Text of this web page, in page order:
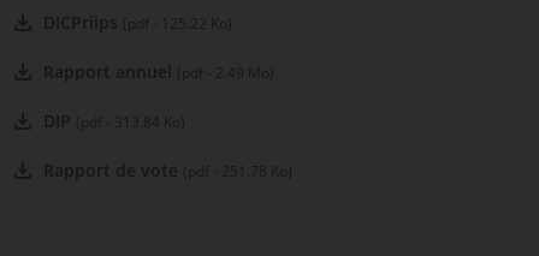
DICPriips (pdf - 125.22 Ko)
Rapport annuel (pdf - 2.49 Mo)
DIP (pdf - 313.84 Ko)
Rapport de vote (pdf - 251.78 Ko)